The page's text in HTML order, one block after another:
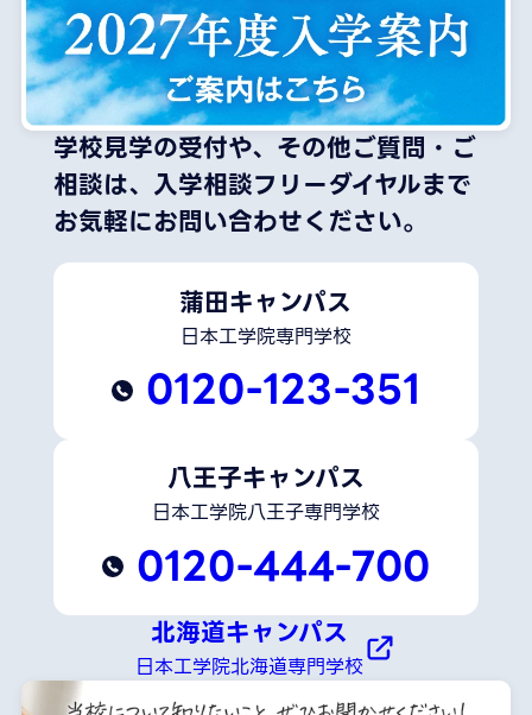
学校見学の受付や、その他ご質問・ご
相談は、 入学相談フリーダイヤルまで
お気軽にお問い合わせください。
蒲田キャンパス
日本工学院専門学校
0120-123-351
八王子キャンパス
日本工学院八王子専門学校
0120-444-700
北海道キャンパス
日本工学院北海道専門学校